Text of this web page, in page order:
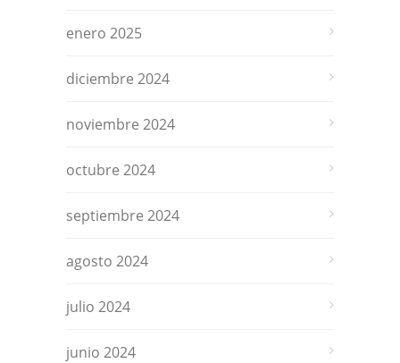
enero 2025
diciembre 2024
noviembre 2024
octubre 2024
septiembre 2024
agosto 2024
julio 2024
junio 2024